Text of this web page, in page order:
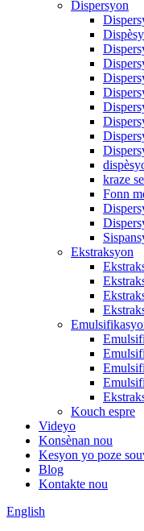
Dispersyon
kraze
Fonn
Ekstraksyon
Kouch espre
Videyo
Konsènan nou
Kesyon yo poze
Blog
Kontakte nou
English